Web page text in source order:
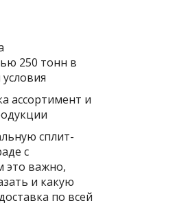
250 тонн в
ассортимент и
сплит-
с
это важно,
и какую
по всей